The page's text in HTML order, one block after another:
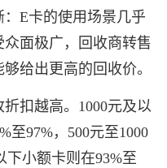
E卡的使用场景几乎
面极广，回收商转售
给出更高的回收价。
扣越高。1000元及以
至97%，500元至1000
下小额卡则在93%至